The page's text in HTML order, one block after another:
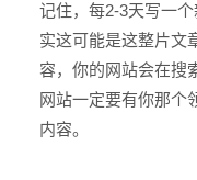
记住，每2-3天写一
实这可能是这整片文
容，你的网站会在搜
网站一定要有你那个
内容。